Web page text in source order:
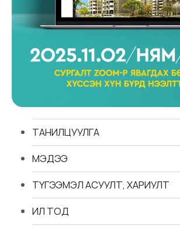
ТАНИЛЦУУЛГА
МЭДЭЭ
ТҮГЭЭМЭЛ АСУУЛТ, ХАРИУЛТ
ИЛ ТОД